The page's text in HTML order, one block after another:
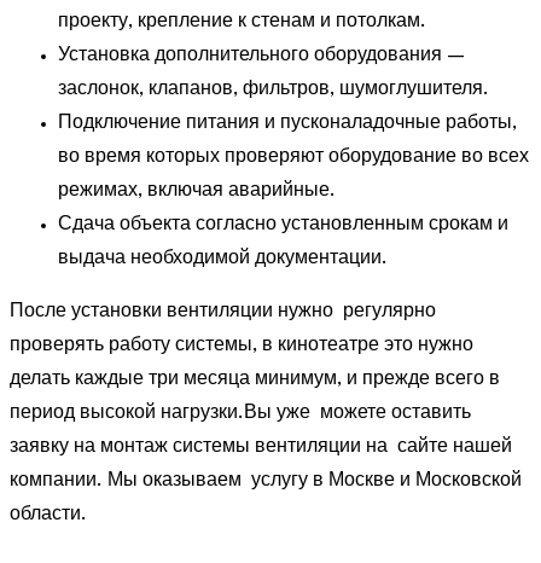
проекту, крепление к стенам и потолкам.
Установка дополнительного оборудования —
заслонок, клапанов, фильтров, шумоглушителя.
Подключение питания и пусконаладочные работы,
во время которых проверяют оборудование во всех
режимах, включая аварийные.
Сдача объекта согласно установленным срокам и
выдача необходимой документации.
После установки вентиляции нужно регулярно
проверять работу системы, в кинотеатре это нужно
делать каждые три месяца минимум, и прежде всего в
период высокой нагрузки.Вы уже можете оставить
заявку на монтаж системы вентиляции на сайте нашей
компании. Мы оказываем услугу в Москве и Московской
области.